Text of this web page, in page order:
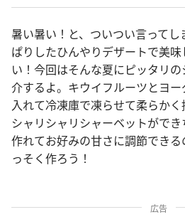
暑い暑い！と、ついつい言って
ぱりしたひんやりデザートで美
い！今回はそんな夏にピッタリ
介するよ。キウイフルーツとヨ
入れて冷凍庫で凍らせて柔らか
シャリシャリシャーベットがで
作れてお好みの甘さに調節でき
っそく作ろう！
広告